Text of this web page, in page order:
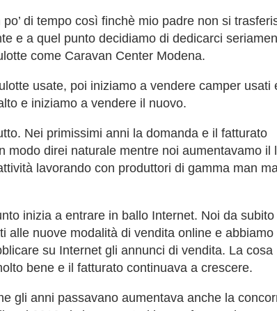
di tempo così finchè mio padre non si
e a quel punto decidiamo di dedicarci
come Caravan Center Modena.
usate, poi iniziamo a vendere camper usati
e iniziamo a vendere il nuovo.
Nei primissimi anni la domanda e il fatturato
modo direi naturale mentre noi aumentavamo il
lavorando con produttori di gamma man
inizia a entrare in ballo Internet. Noi da subito
alle nuove modalità di vendita online e abbiamo
su Internet gli annunci di vendita. La cosa
bene e il fatturato continuava a crescere.
gli anni passavano aumentava anche la